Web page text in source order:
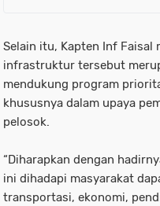
Selain itu, Kapten Inf Faisal
infrastruktur tersebut
mendukung program
khususnya dalam upaya
pelosok.
“Diharapkan dengan
ini dihadapi masyarakat
transportasi, ekonomi,